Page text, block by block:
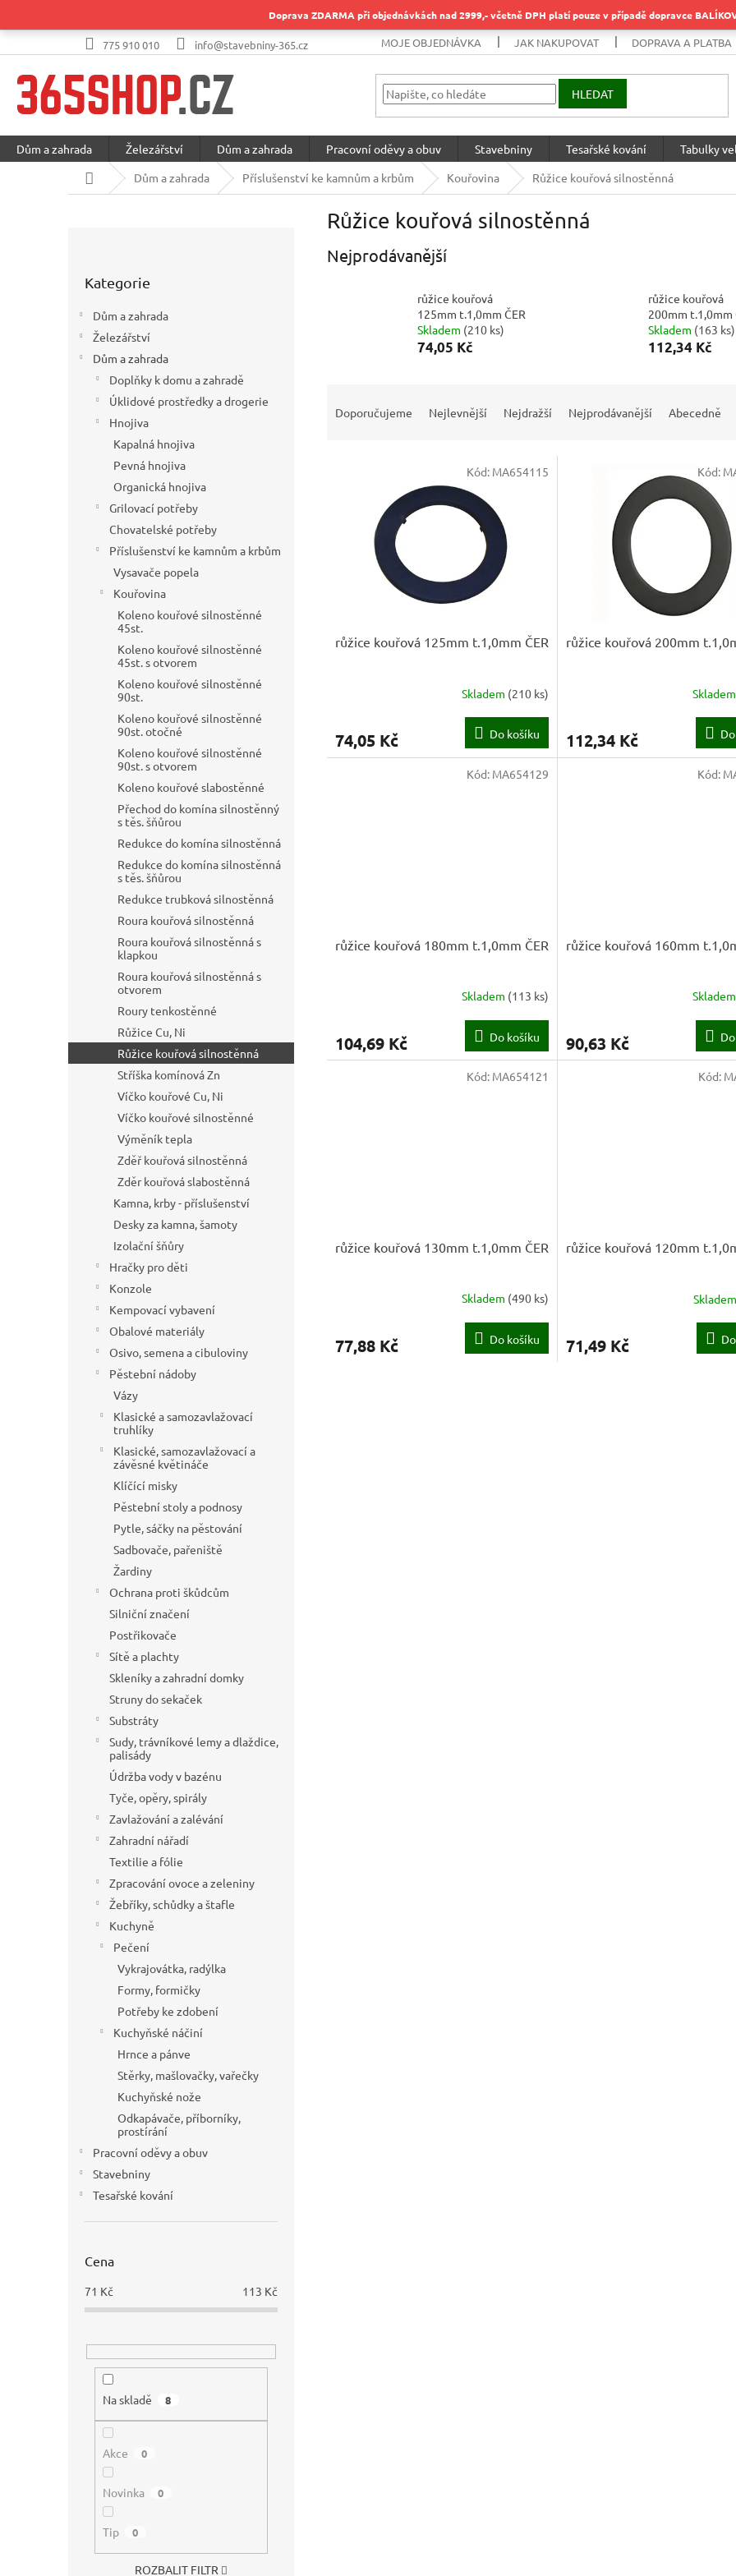
Doprava ZDARMA při objednávkách nad 2999,- včetně DPH platí pouze v případě dopravce
775 910 010 info@stavebniny-365.cz MOJE OBJEDNÁVKA JAK NAKUPOVAT DOPRAVA A PLATBA
HLEDAT
Dům a zahrada Železářství Dům a zahrada Pracovní oděvy a obuv Stavebniny Tesařské kování Tabulky
Domů
Dům a zahrada Příslušenství ke kamnům a krbům Kouřovina Růžice kouřová silnostěnná
kategorie
Kategorie
Dům a zahrada
Železářství
Dům a zahrada
Doplňky k domu a zahradě
Úklidové prostředky a drogerie
Hnojiva
Kapalná hnojiva
Pevná hnojiva
Organická hnojiva
Grilovací potřeby
Chovatelské potřeby
Příslušenství ke kamnům a krbům
Vysavače popela
Kouřovina
Koleno kouřové silnostěnné
45st.
Koleno kouřové silnostěnné
45st. s otvorem
Koleno kouřové silnostěnné
90st.
Koleno kouřové silnostěnné
90st. otočné
Koleno kouřové silnostěnné
90st. s otvorem
Koleno kouřové slabostěnné
Přechod do komína silnostěnný
s těs. šňůrou
Redukce do komína silnostěnná
Redukce do komína silnostěnná
s těs. šňůrou
Redukce trubková silnostěnná
Roura kouřová silnostěnná
Roura kouřová silnostěnná s
klapkou
Roura kouřová silnostěnná s
otvorem
Roury tenkostěnné
Růžice Cu, Ni
Růžice kouřová silnostěnná
Stříška komínová Zn
Víčko kouřové Cu, Ni
Víčko kouřové silnostěnné
Výměník tepla
Zděř kouřová silnostěnná
Zděr kouřová slabostěnná
Kamna, krby - příslušenství
Desky za kamna, šamoty
Izolační šňůry
Hračky pro děti
Konzole
Kempovací vybavení
Obalové materiály
Osivo, semena a cibuloviny
Pěstební nádoby
Vázy
Klasické a samozavlažovací
truhlíky
Klasické, samozavlažovací a
závěsné květináče
Klíčící misky
Pěstební stoly a podnosy
Pytle, sáčky na pěstování
Sadbovače, pařeniště
Žardiny
Ochrana proti škůdcům
Silniční značení
Postřikovače
Sítě a plachty
Skleníky a zahradní domky
Struny do sekaček
Substráty
Sudy, trávníkové lemy a dlaždice,
palisády
Údržba vody v bazénu
Tyče, opěry, spirály
Zavlažování a zalévání
Zahradní nářadí
Textilie a fólie
Zpracování ovoce a zeleniny
Žebříky, schůdky a štafle
Kuchyně
Pečení
Vykrajovátka, radýlka
Formy, formičky
Potřeby ke zdobení
Kuchyňské náčiní
Hrnce a pánve
Stěrky, mašlovačky, vařečky
Kuchyňské nože
Odkapávače, příborníky,
prostírání
Pracovní oděvy a obuv
Stavebniny
Tesařské kování
Cena
71 Kč 113 Kč
Na skladě 8
Akce 0
Novinka 0
Tip 0
ROZBALIT FILTR
Růžice kouřová silnostěnná
Nejprodávanější
růžice kouřová
125mm t.1,0mm ČER
Skladem (210 ks)
74,05 Kč
růžice kouřová
200mm t.1,0mm
Skladem (163 ks)
112,34 Kč
Doporučujeme Nejlevnější Nejdražší Nejprodávanější Abecedně
růžice kouřová 125mm t.1,0mm ČER
Skladem (210 ks)
74,05 Kč Do košíku
Kód: MA654115
růžice kouřová 200mm
Skladem
112,34 Kč
Kód:
růžice kouřová 180mm t.1,0mm ČER
Skladem (113 ks)
104,69 Kč Do košíku
Kód: MA654129
růžice kouřová 160mm
Skladem
90,63 Kč
Kód:
růžice kouřová 130mm t.1,0mm ČER
Skladem (490 ks)
77,88 Kč Do košíku
Kód: MA654121
růžice kouřová 120mm
Skladem
71,49 Kč
Kód: